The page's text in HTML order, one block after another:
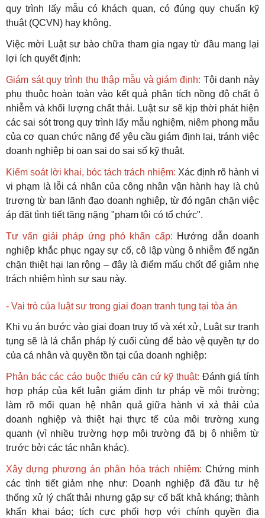
quy trình lấy mẫu có khách quan, có đúng quy chuẩn kỹ
thuật (QCVN) hay không.
Việc mời Luật sư bào chữa tham gia ngay từ đầu mang lại
lợi ích quyết định:
Giám sát quy trình thu thập mẫu và giám định: Tội danh này
phụ thuộc hoàn toàn vào kết quả phân tích nồng độ chất ô
nhiễm và khối lượng chất thải. Luật sư sẽ kịp thời phát hiện
các sai sót trong quy trình lấy mẫu nghiệm, niêm phong mẫu
của cơ quan chức năng để yêu cầu giám định lại, tránh việc
doanh nghiệp bị oan sai do sai số kỹ thuật.
Kiểm soát lời khai, bóc tách trách nhiệm: Xác định rõ hành vi
vi phạm là lỗi cá nhân của công nhân vận hành hay là chủ
trương từ ban lãnh đạo doanh nghiệp, từ đó ngăn chặn việc
áp đặt tình tiết tăng nặng "phạm tội có tổ chức".
Tư vấn giải pháp ứng phó khẩn cấp: Hướng dẫn doanh
nghiệp khắc phục ngay sự cố, cô lập vùng ô nhiễm để ngăn
chặn thiệt hại lan rộng – đây là điểm mấu chốt để giảm nhẹ
trách nhiệm hình sự sau này.
- Vai trò của luật sư trong giai đoạn tranh tụng tại tòa án
Khi vụ án bước vào giai đoạn truy tố và xét xử, Luật sư tranh
tụng sẽ là lá chắn pháp lý cuối cùng để bảo vệ quyền tự do
của cá nhân và quyền tồn tại của doanh nghiệp:
Phản bác các cáo buộc thiếu căn cứ kỹ thuật: Đánh giá tính
hợp pháp của kết luận giám định tư pháp về môi trường;
làm rõ mối quan hệ nhân quả giữa hành vi xả thải của
doanh nghiệp và thiệt hại thực tế của môi trường xung
quanh (vì nhiều trường hợp môi trường đã bị ô nhiễm từ
trước bởi các tác nhân khác).
Xây dựng phương án phân hóa trách nhiệm: Chứng minh
các tình tiết giảm nhẹ như: Doanh nghiệp đã đầu tư hệ
thống xử lý chất thải nhưng gặp sự cố bất khả kháng; thành
khẩn khai báo; tích cực phối hợp với chính quyền địa